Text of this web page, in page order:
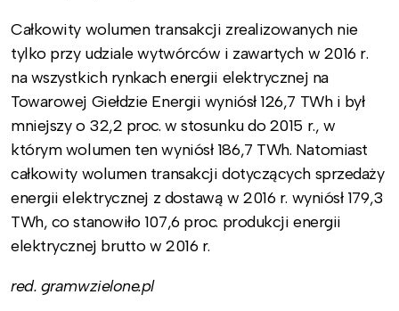
Całkowity wolumen transakcji zrealizowanych nie
tylko przy udziale wytwórców i zawartych w 2016 r.
na wszystkich rynkach energii elektrycznej na
Towarowej Giełdzie Energii wyniósł 126,7 TWh i był
mniejszy o 32,2 proc. w stosunku do 2015 r., w
którym wolumen ten wyniósł 186,7 TWh. Natomiast
całkowity wolumen transakcji dotyczących sprzedaży
energii elektrycznej z dostawą w 2016 r. wyniósł 179,3
TWh, co stanowiło 107,6 proc. produkcji energii
elektrycznej brutto w 2016 r.
red. gramwzielone.pl